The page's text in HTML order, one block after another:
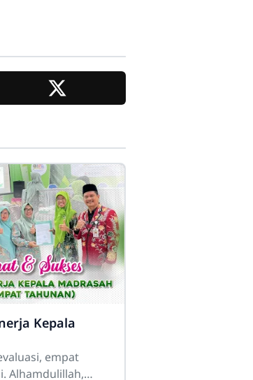
Kepala
empat
Alhamdulillah,